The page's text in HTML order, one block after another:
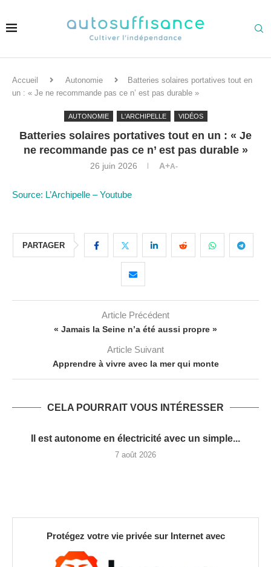
Accueil Autonomie
Batteries solaires portatives tout en
un : « Je ne recommande pas ce n’ est pas durable »
AUTONOMIE L'ARCHIPELLE VIDÉOS
Batteries solaires portatives tout en un : « Je
ne recommande pas ce n’ est pas durable »
26 juin 2026 A+A-
Source: L’Archipelle – Youtube
PARTAGER
Article Précédent
« Jamais la Seine n’a été aussi propre »
Article Suivant
Apprendre à vivre avec la mer qui monte
CELA POURRAIT VOUS INTÉRESSER
Il est autonome en électricité avec un simple...
7 août 2026
Protégez votre vie privée sur Internet avec